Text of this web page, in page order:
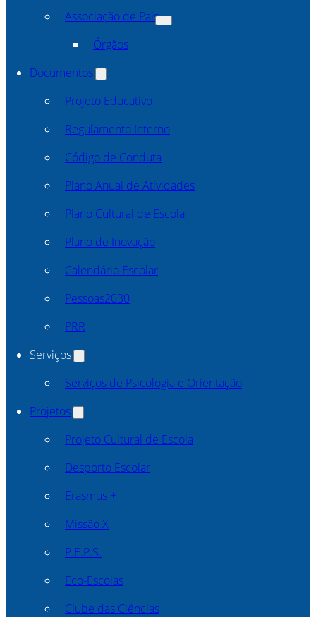
Associação de Pais
Órgãos
Documentos
Projeto Educativo
Regulamento Interno
Código de Conduta
Plano Anual de Atividades
Plano Cultural de Escola
Plano de Inovação
Calendário Escolar
Pessoas2030
PRR
Serviços
Serviços de Psicologia e Orientação
Projetos
Projeto Cultural de Escola
Desporto Escolar
Erasmus +
Missão X
P.E.P.S.
Eco-Escolas
Clube das Ciências